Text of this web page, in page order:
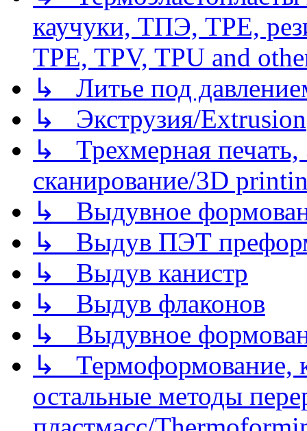
каучуки, ТПЭ, TPE,
TPE, TPV, TPU and
↳ Литье под
↳ Экструзия/Extrusion
↳ Трехмерная
сканирование/3D
↳ Выдувное
↳ Выдув ПЭТ
↳ Выдув канистр
↳ Выдув флаконов
↳ Выдувное
↳ Термоформование,
остальные методы